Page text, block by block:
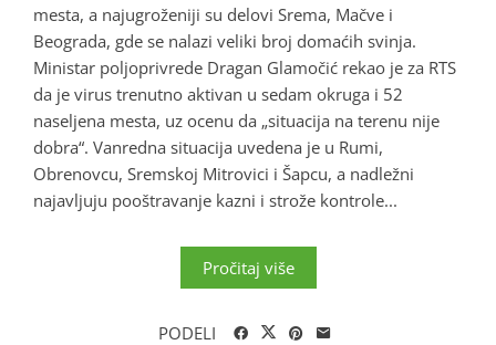
mesta, a najugroženiji su delovi Srema, Mačve i
Beograda, gde se nalazi veliki broj domaćih svinja.
Ministar poljoprivrede Dragan Glamočić rekao je za RTS
da je virus trenutno aktivan u sedam okruga i 52
naseljena mesta, uz ocenu da „situacija na terenu nije
dobra“. Vanredna situacija uvedena je u Rumi,
Obrenovcu, Sremskoj Mitrovici i Šapcu, a nadležni
najavljuju pooštravanje kazni i strože kontrole...
Pročitaj više
PODELI